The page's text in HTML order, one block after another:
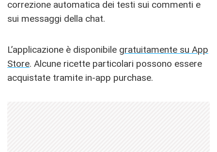
correzione automatica dei testi sui commenti e
sui messaggi della chat.
L’applicazione è disponibile gratuitamente su App
Store. Alcune ricette particolari possono essere
acquistate tramite in-app purchase.